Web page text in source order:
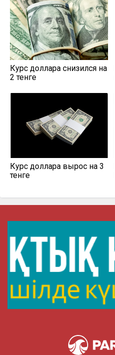
Курс доллара снизился на
2 тенге
Курс доллара вырос на 3
тенге